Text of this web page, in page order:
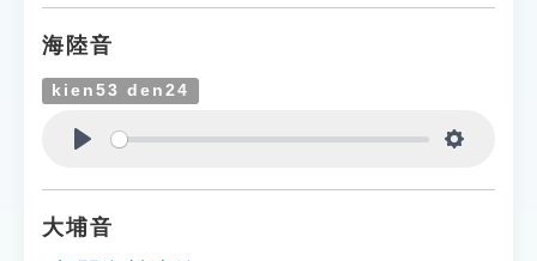
海陸音
kien53 den24
大埔音